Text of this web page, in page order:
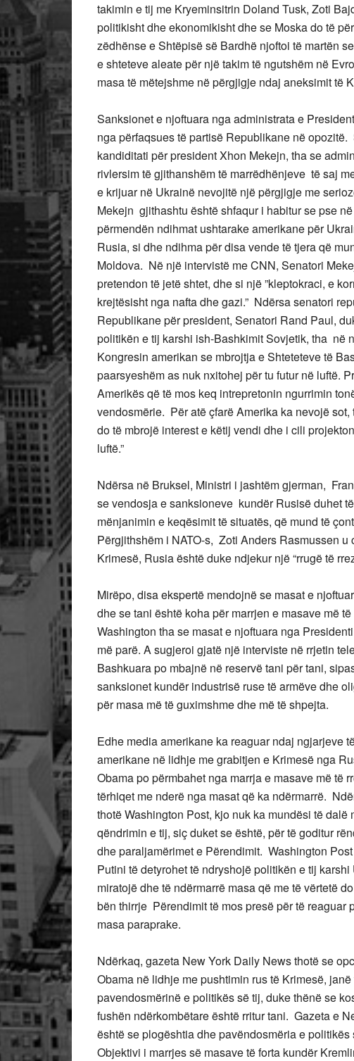
takimin e tij me Kryeminsitrin Doland Tusk, Zoti
politikisht dhe ekonomikisht dhe se Moska do të
zëdhënse e Shtëpisë së Bardhë njoftoi të martën
e shteteve aleate për një takim të ngutshëm në
masa të mëtejshme në përgjigje ndaj aneksimit të
Sanksionet e njoftuara nga administrata e
nga përfaqsues të partisë Republikane në
kandiditati për president Xhon Mekejn, tha se
rivlersim të gjithanshëm të marrëdhënjeve të saj
e krijuar në Ukrainë nevojitë një përgjigje me
Mekejn gjithashtu është shfaqur i habitur se pse
përmendën ndihmat ushtarake amerikane për
Rusia, si dhe ndihma për disa vende të tjera që
Moldova. Në një intervistë me CNN, Senatori
pretendon të jetë shtet, dhe si një ”kleptokraci, e
krejtësisht nga nafta dhe gazi.” Ndërsa senatori
Republikane për president, Senatori Rand Paul,
politikën e tij karshi ish-Bashkimit Sovjetik, tha në
Kongresin amerikan se mbrojtja e Shteteteve të
paarsyeshëm as nuk nxitohej për tu futur në luftë.
Amerikës që të mos keq intrepretonin ngurrimin
vendosmërie. Për atë çfarë Amerika ka nevojë
do të mbrojë interest e këtij vendi dhe i cili
luftë.”
Ndërsa në Bruksel, Ministri i jashtëm gjerman,
se vendosja e sanksioneve kundër Rusisë duhet
mënjanimin e keqësimit të situatës, që mund të
Përgjithshëm i NATO-s, Zoti Anders Rasmussen
Krimesë, Rusia është duke ndjekur një “rrugë të
Mirëpo, disa ekspertë mendojnë se masat e
dhe se tani është koha për marrjen e masave më
Washington tha se masat e njoftuara nga
më parë. A sugjeroi gjatë një interviste në rrjetin
Bashkuara po mbajnë në reservë tani për tani,
sanksionet kundër industrisë ruse të armëve dhe
për masa më të guximshme dhe më të shpejta.
Edhe media amerikane ka reaguar ndaj ngjarjeve
amerikane në lidhje me grabitjen e Krimesë nga
Obama po përmbahet nga marrja e masave më të
tërhiqet me nderë nga masat që ka ndërmarrë.
thotë Washington Post, kjo nuk ka mundësi të
qëndrimin e tij, siç duket se është, për të goditur
dhe paraljamërimet e Përendimit. Washington
Putini të detyrohet të ndryshojë politikën e tij
miratojë dhe të ndërmarrë masa që me të vërtetë
bën thirrje Përendimit të mos presë për të reaguar
masa paraprake.
Ndërkaq, gazeta New York Daily News thotë se
Obama në lidhje me pushtimin rus të Krimesë,
pavendosmërinë e politikës së tij, duke thënë se
fushën ndërkombëtare është rritur tani. Gazeta e
është se plogështia dhe pavëndosmëria e
Objektivi i marrjes së masave të forta kundër